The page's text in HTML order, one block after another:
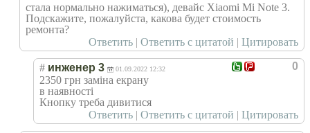
стала нормально нажиматься), девайс Xiaomi Mi Note 3.
Подскажите, пожалуйста, какова будет стоимость
ремонта?
Ответить | Ответить с цитатой | Цитировать
0
# инженер 3 01.09.2022 12:32
2350 грн заміна екрану
в наявності
Кнопку треба дивитися
Ответить | Ответить с цитатой | Цитировать